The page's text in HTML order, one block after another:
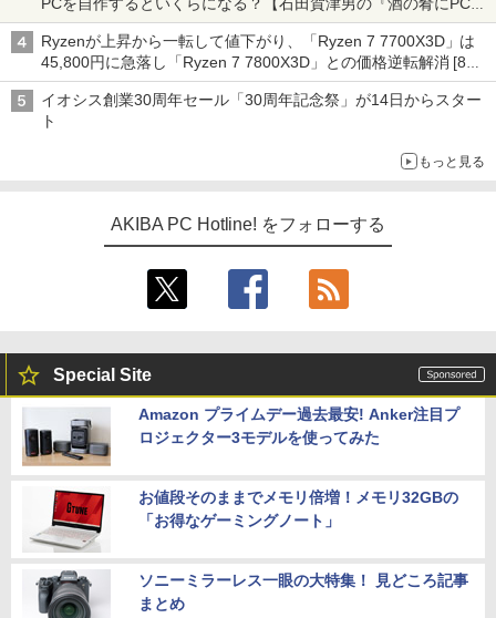
PCを自作するといくらになる？【石田賀津男の『酒の肴にPCゲ
ーム』】
Ryzenが上昇から一転して値下がり、「Ryzen 7 7700X3D」は
45,800円に急落し「Ryzen 7 7800X3D」との価格逆転解消 [8月
前半のCPU価格]
イオシス創業30周年セール「30周年記念祭」が14日からスター
ト
もっと見る
AKIBA PC Hotline! をフォローする
Special Site
Amazon プライムデー過去最安! Anker注目プ
ロジェクター3モデルを使ってみた
お値段そのままでメモリ倍増！メモリ32GBの
「お得なゲーミングノート」
ソニーミラーレス一眼の大特集！ 見どころ記事
まとめ